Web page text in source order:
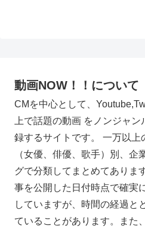
動画NOW！！について
CMを中心として、
上で話題の動画 をノンジャ
録するサイトです。 一万以上
（女優、俳優、歌手）別、企
グで分類してまとめてありま
事を公開した日付時点で確実
していますが、時間の経過と
ていることがあります。また